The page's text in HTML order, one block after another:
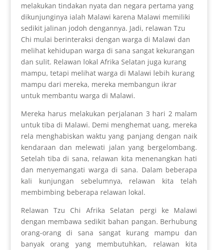
melakukan tindakan nyata dan negara pertama yang
dikunjunginya ialah Malawi karena Malawi memiliki
sedikit jalinan jodoh dengannya. Jadi, relawan Tzu
Chi mulai berinteraksi dengan warga di Malawi dan
melihat kehidupan warga di sana sangat kekurangan
dan sulit. Relawan lokal Afrika Selatan juga kurang
mampu, tetapi melihat warga di Malawi lebih kurang
mampu dari mereka, mereka membangun ikrar
untuk membantu warga di Malawi.
Mereka harus melakukan perjalanan 3 hari 2 malam
untuk tiba di Malawi. Demi menghemat uang, mereka
rela menghabiskan waktu yang panjang dengan naik
kendaraan dan melewati jalan yang bergelombang.
Setelah tiba di sana, relawan kita menenangkan hati
dan menyemangati warga di sana. Dalam beberapa
kali kunjungan sebelumnya, relawan kita telah
membimbing beberapa relawan lokal.
Relawan Tzu Chi Afrika Selatan pergi ke Malawi
dengan membawa sedikit bahan pangan. Berhubung
orang-orang di sana sangat kurang mampu dan
banyak orang yang membutuhkan, relawan kita